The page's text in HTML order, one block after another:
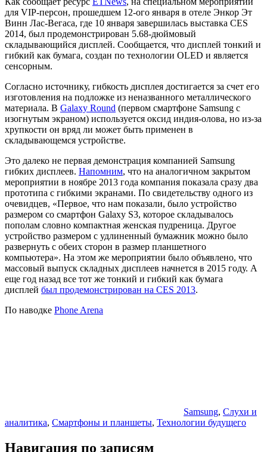
для VIP-персон, прошедшем 12-ого января в отеле Энкор Эт
Винн Лас-Вегаса, где 10 января завершилась выставка CES
2014, был продемонстрирован 5.68-дюймовый
складывающийся дисплей. Сообщается, что дисплей тонкий и
гибкий как бумага, создан по технологии OLED и является
сенсорным.
Согласно источнику, гибкость дисплея достигается за счет его
изготовления на подложке из неназванного металлического
материала. В Galaxy Round (первом смартфоне Samsung с
изогнутым экраном) используется оксид индия-олова, но из-за
хрупкости он вряд ли может быть применен в
складывающемся устройстве.
Это далеко не первая демонстрация компанией Samsung
гибких дисплеев. Напомним, что на аналогичном закрытом
мероприятии в ноябре 2013 года компания показала сразу два
прототипа с гибкими экранами. По свидетельству одного из
очевидцев, «Первое, что нам показали, было устройство
размером со смартфон Galaxy S3, которое складывалось
пополам словно компактная женская пудреница. Другое
устройство размером с удлиненный бумажник можно было
развернуть с обеих сторон в размер планшетного
компьютера». На этом же мероприятии было объявлено, что
массовый выпуск складных дисплеев начнется в 2015 году. А
еще год назад все тот же тонкий и гибкий как бумага
дисплей был продемонстрирован на CES 2013.
По наводке Phone Arena
Samsung, Слухи и
аналитика, Смартфоны и планшеты, Технологии будущего
Навигация по записям